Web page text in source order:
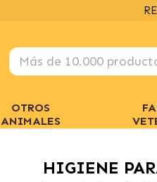
OTROS
ANIMALES
HIGIENE